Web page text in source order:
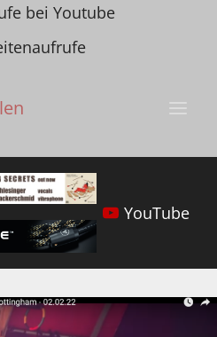
bei Youtube
YouTube